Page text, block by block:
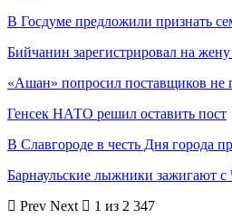
В Госдуме предложили признать
Бийчанин зарегистрировал на
«Ашан» попросил поставщиков не
Генсек НАТО решил оставить пост
В Славгороде в честь Дня города
Барнаульские лыжники зажигают
Prev Next
1 из 2 347